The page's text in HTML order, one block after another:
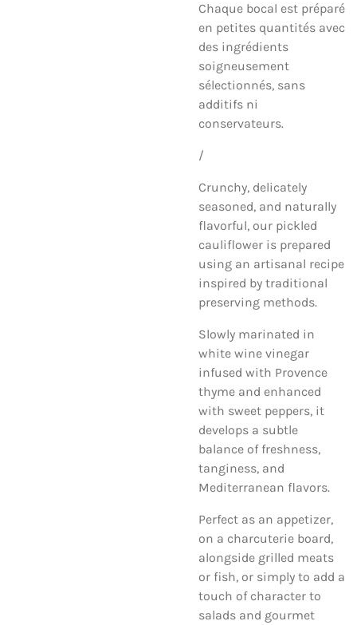
Chaque bocal est préparé
en petites quantités avec
des ingrédients
soigneusement
sélectionnés, sans
additifs ni
conservateurs.
/
Crunchy, delicately
seasoned, and naturally
flavorful, our pickled
cauliflower is prepared
using an artisanal recipe
inspired by traditional
preserving methods.
Slowly marinated in
white wine vinegar
infused with Provence
thyme and enhanced
with sweet peppers, it
develops a subtle
balance of freshness,
tanginess, and
Mediterranean flavors.
Perfect as an appetizer,
on a charcuterie board,
alongside grilled meats
or fish, or simply to add a
touch of character to
salads and gourmet